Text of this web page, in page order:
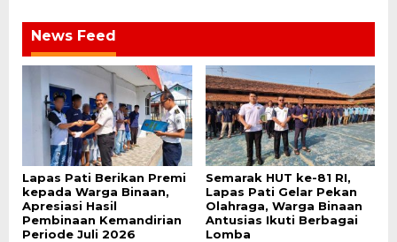
News Feed
Lapas Pati Berikan Premi
kepada Warga Binaan,
Apresiasi Hasil
Pembinaan Kemandirian
Periode Juli 2026
Semarak HUT ke-81 RI,
Lapas Pati Gelar Pekan
Olahraga, Warga Binaan
Antusias Ikuti Berbagai
Lomba